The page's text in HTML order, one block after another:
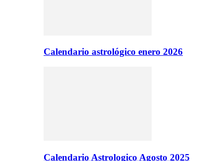
Calendario astrológico enero 2026
Calendario Astrologico Agosto 2025